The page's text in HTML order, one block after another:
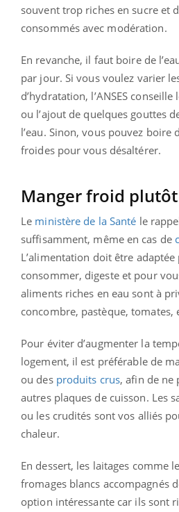
souvent trop riches en sucre et
consommés avec modération.
En revanche, il faut boire de
par jour. Si vous voulez varier
d’hydratation, l’ANSES
ou l’ajout de quelques gouttes
l’eau. Sinon, vous pouvez boire
froides pour vous désaltérer.
Manger froid
Le ministère de la Santé le
suffisamment, même en cas de
L’alimentation doit être
consommer, digeste et pour
aliments riches en eau sont à
concombre, pastèque, tomates,
Pour éviter d’augmenter la
logement, il est préférable de
ou des produits crus, afin de ne
autres plaques de cuisson. Les
ou les crudités sont vos alliés
chaleur.
En dessert, les laitages comme
fromages blancs accompagnés
option intéressante car ils sont